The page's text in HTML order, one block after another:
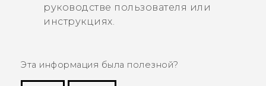
руководстве пользователя или
инструкциях.
Эта информация была полезной?